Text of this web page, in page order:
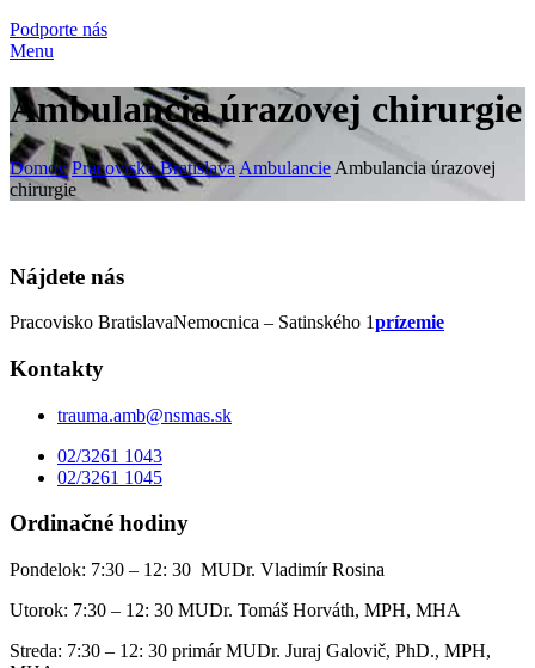
Podporte nás
Menu
Ambulancia úrazovej chirurgie
Domov Pracovisko Bratislava Ambulancie Ambulancia úrazovej
chirurgie
Nájdete nás
Pracovisko BratislavaNemocnica – Satinského 1prízemie
Kontakty
trauma.amb@nsmas.sk
02/3261 1043
02/3261 1045
Ordinačné hodiny
Pondelok: 7:30 – 12: 30 MUDr. Vladimír Rosina
Utorok: 7:30 – 12: 30 MUDr. Tomáš Horváth, MPH, MHA
Streda: 7:30 – 12: 30 primár MUDr. Juraj Galovič, PhD., MPH,